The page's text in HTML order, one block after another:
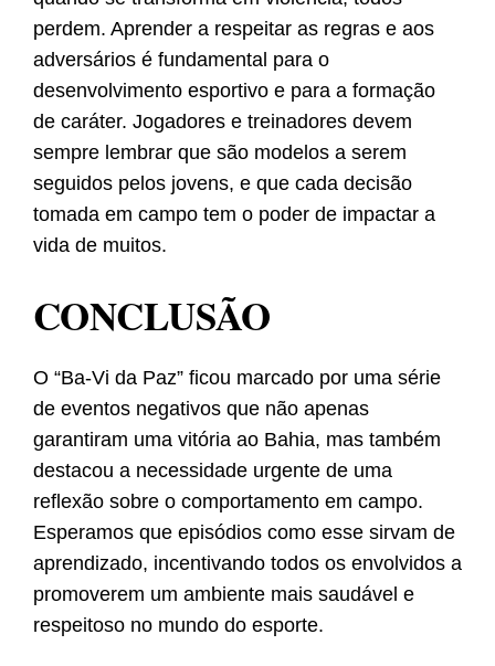
perdem. Aprender a respeitar as regras e aos
adversários é fundamental para o
desenvolvimento esportivo e para a formação
de caráter. Jogadores e treinadores devem
sempre lembrar que são modelos a serem
seguidos pelos jovens, e que cada decisão
tomada em campo tem o poder de impactar a
vida de muitos.
CONCLUSÃO
O “Ba-Vi da Paz” ficou marcado por uma série
de eventos negativos que não apenas
garantiram uma vitória ao Bahia, mas também
destacou a necessidade urgente de uma
reflexão sobre o comportamento em campo.
Esperamos que episódios como esse sirvam de
aprendizado, incentivando todos os envolvidos a
promoverem um ambiente mais saudável e
respeitoso no mundo do esporte.